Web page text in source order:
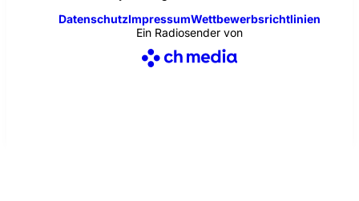
DatenschutzImpressumWettbewerbsrichtlinien
Ein Radiosender von